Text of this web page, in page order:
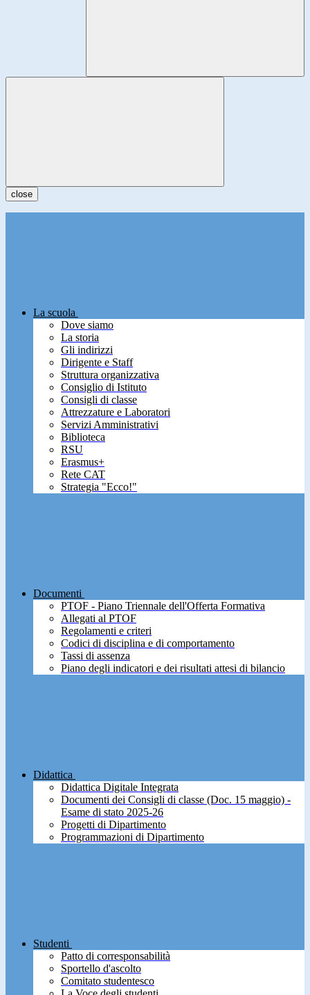
close
La scuola
Dove siamo
La storia
Gli indirizzi
Dirigente e Staff
Struttura organizzativa
Consiglio di Istituto
Consigli di classe
Attrezzature e Laboratori
Servizi Amministrativi
Biblioteca
RSU
Erasmus+
Rete CAT
Strategia "Ecco!"
Documenti
PTOF - Piano Triennale dell'Offerta Formativa
Allegati al PTOF
Regolamenti e criteri
Codici di disciplina e di comportamento
Tassi di assenza
Piano degli indicatori e dei risultati attesi di bilancio
Didattica
Didattica Digitale Integrata
Documenti dei Consigli di classe (Doc. 15 maggio) -
Esame di stato 2025-26
Progetti di Dipartimento
Programmazioni di Dipartimento
Studenti
Patto di corresponsabilità
Sportello d'ascolto
Comitato studentesco